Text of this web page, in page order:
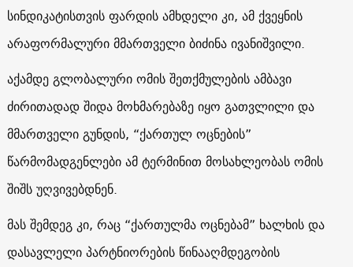
სინდიკატისთვის ფარდის ამხდელი კი, ამ ქვეყნის
არაფორმალური მმართველი ბიძინა ივანიშვილი.
აქამდე გლობალური ომის შეთქმულების ამბავი
ძირითადად შიდა მოხმარებაზე იყო გათვლილი და
მმართველი გუნდის, “ქართულ ოცნების”
წარმომადგენლები ამ ტერმინით მოსახლეობას ომის
შიშს უღვივებდნენ.
მას შემდეგ კი, რაც “ქართულმა ოცნებამ” ხალხის და
დასავლელი პარტნიორების წინააღმდეგობის